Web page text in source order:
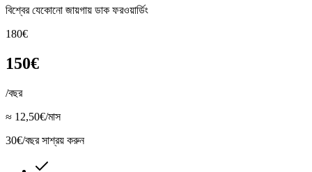
বিশ্বের যেকোনো জায়গায় ডাক ফরওয়ার্ডিং
180€
150€
/বছর
≈ 12,50€/মাস
30€/বছর সাশ্রয় করুন